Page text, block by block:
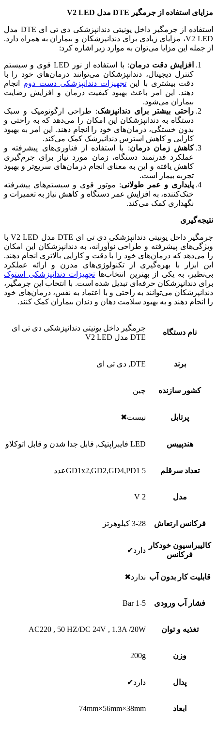
مزایای استفاده از جرمگیر DTE مدل V2 LED
استفاده از جرمگیر داخل یونیتی دندانپزشکی دی تی ای DTE مدل
V2 LED، مزایای زیادی برای دندانپزشکان و بیماران به همراه دارد.
از جمله این مزایا می‌توان به موارد زیر اشاره کرد:
افزایش دقت درمان
: با استفاده از نور LED قوی و سیستم
کنترل دیجیتال، دندانپزشکان می‌توانند درمان‌های خود را با
دقت بیشتری با این تجهیزات دندانپزشکی دست دوم انجام
دهند. این امر باعث بهبود کیفیت درمان و افزایش رضایت
بیماران می‌شود.
راحتی بیشتر برای دندانپزشک: طراحی ارگونومیک و سبک
دستگاه به دندانپزشکان این امکان را می‌دهد که به راحتی و
بدون خستگی، درمان‌های خود را انجام دهند. این امر به بهبود
کارایی و کاهش استرس دندانپزشک کمک می‌کند.
کاهش زمان درمان: با استفاده از فناوری‌های پیشرفته و
عملکرد قدرتمند دستگاه، زمان مورد نیاز برای جرم‌گیری
کاهش یافته و این به معنای انجام درمان‌های سریع‌تر و بهبود
تجربه بیمار است.
پایداری و عمر طولانی: موتور قوی و سیستم‌های پیشرفته
خنک‌کننده، به افزایش عمر دستگاه و کاهش نیاز به تعمیرات و
نگهداری کمک می‌کند.
نتیجه‌گیری
جرمگیر داخل یونیتی دندانپزشکی دی تی ای DTE مدل V2 LED با
ویژگی‌های پیشرفته و طراحی نوآورانه، به دندانپزشکان این امکان
را می‌دهد که درمان‌های خود را با دقت و کارایی بالاتری انجام دهند.
این ابزار با بهره‌گیری از تکنولوژی‌های مدرن و ارائه عملکرد
بی‌نظیر، به یکی از بهترین انتخاب‌ها تجهیزات دندانپزشکی استوک
برای دندانپزشکان حرفه‌ای تبدیل شده است. با انتخاب این جرمگیر،
دندانپزشکان می‌توانند به راحتی و با اعتماد به نفس، درمان‌های خود
را انجام دهند و به بهبود سلامت دهان و دندان بیماران کمک کنند.
نام دستگاه
جرمگیر داخل یونیتی دندانپزشکی دی تی ای
DTE مدل V2 LED
برند DTE, دی تی ای
کشور سازنده چین
پرتابل نیست✖
هندپییس LED فایبراپتیک, قابل جدا شدن و قابل اتوکلاو
تعداد سرقلم GD1x2,GD2,GD4,PD1 5عدد
مدل V 2
فرکانس ارتعاش 3-28 کیلوهرتز
کالیبراسیون خودکار
فرکانس
دارد✔
قابلیت کار بدون آب ندارد✖
فشار آب ورودی 1-5 Bar
تغذیه و توان AC220 , 50 HZ/DC 24V , 1.3A /20W
وزن 200g
پدال دارد✔
ابعاد 74mm×56mm×38mm